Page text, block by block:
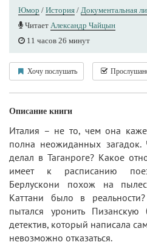
Юмор / История / Документальная
Читает Александр Чайцын
11 часов 26 минут
Хочу послушать
Описание книги
Италия – не то, чем она
полна неожиданных загадок.
делал в Таганроге? Какое
имеет к расписанию
Берлускони похож на
Каттани было в
пытался уронить Пизанскую
детектив, который написала
невозможно отказаться.